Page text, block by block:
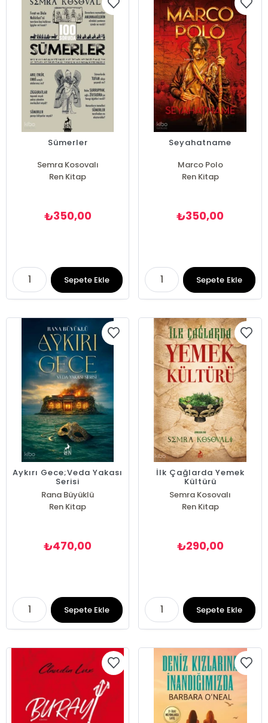
Sümerler
Semra Kosovalı
Ren Kitap
₺350,00
Sepete Ekle
Seyahatname
Marco Polo
Ren Kitap
₺350,00
Sepete Ekle
Aykırı Gece;Veda Yakası
Serisi
Rana Büyüklü
Ren Kitap
₺470,00
Sepete Ekle
İlk Çağlarda Yemek
Kültürü
Semra Kosovalı
Ren Kitap
₺290,00
Sepete Ekle